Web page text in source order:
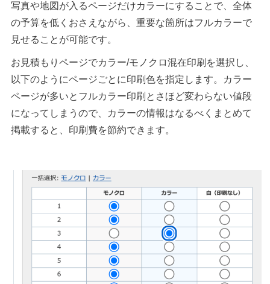
写真や地図が入るページだけカラーにすることで、全体
の予算を低くおさえながら、重要な箇所はフルカラーで
見せることが可能です。
お見積もりページでカラー/モノクロ混在印刷を選択し、
以下のようにページごとに印刷色を指定します。カラー
ページが多いとフルカラー印刷とさほど変わらない値段
になってしまうので、カラーの情報はなるべくまとめて
掲載すると、印刷費を節約できます。